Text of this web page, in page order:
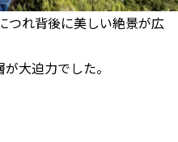
つれ背後に美しい絶景が広
大迫力でした。